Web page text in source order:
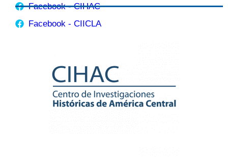
Facebook - CIHAC
Facebook - CIICLA